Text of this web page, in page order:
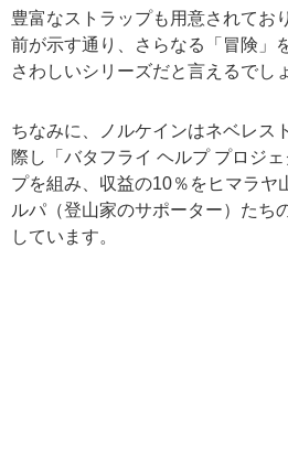
豊富なストラップも用意されてお
前が示す通り、さらなる「冒険」
さわしいシリーズだと言えるでし
ちなみに、ノルケインはネベレス
際し「バタフライ ヘルプ プロジ
プを組み、収益の10％をヒマラヤ
ルパ（登山家のサポーター）たち
しています。